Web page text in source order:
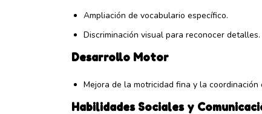
Ampliación de vocabulario específico.
Discriminación visual para reconocer detalles.
Desarrollo Motor
Mejora de la motricidad fina y la coordinación
Habilidades Sociales y